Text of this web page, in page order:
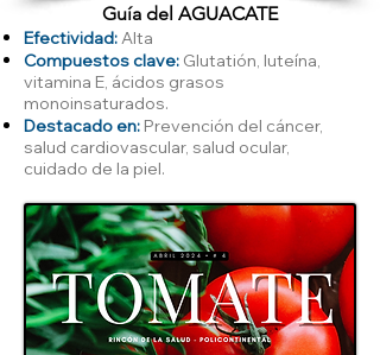
Guía del AGUACATE
Efectividad:Alta
Compuestos clave: Glutatión, luteína,
vitamina E, ácidos grasos
monoinsaturados.
Destacado en: Prevención del cáncer,
salud cardiovascular, salud ocular,
cuidado de la piel.